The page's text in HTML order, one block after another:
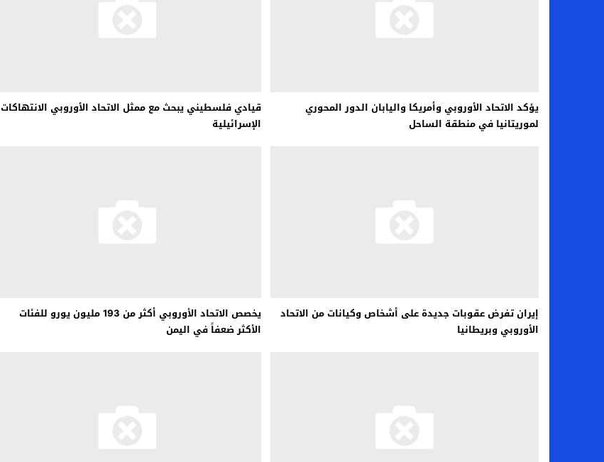
مال و اعمال – انكماش الاقتصاد السعودي للمرة الأولى منذ عامين ونصف
يؤكد الاتحاد الأوروبي وأمريكا واليابان الدور المحوري
لموريتانيا في منطقة الساحل
قيادي فلسطيني يبحث مع ممثل الاتحاد الأوروبي الانتهاكات
الإسرائيلية
إيران تفرض عقوبات جديدة على أشخاص وكيانات من الاتحاد
الأوروبي وبريطانيا
يخصص الاتحاد الأوروبي أكثر من 193 مليون يورو للفئات
الأكثر ضعفاً في اليمن